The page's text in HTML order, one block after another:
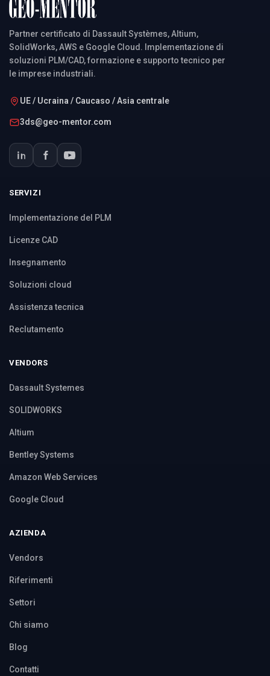
Partner certificato di Dassault Systèmes, Altium,
SolidWorks, AWS e Google Cloud. Implementazione di
soluzioni PLM/CAD, formazione e supporto tecnico per
le imprese industriali.
UE / Ucraina / Caucaso / Asia centrale
3ds@geo-mentor.com
SERVIZI
Implementazione del PLM
Licenze CAD
Insegnamento
Soluzioni cloud
Assistenza tecnica
Reclutamento
VENDORS
Dassault Systemes
SOLIDWORKS
Altium
Bentley Systems
Amazon Web Services
Google Cloud
AZIENDA
Vendors
Riferimenti
Settori
Chi siamo
Blog
Contatti